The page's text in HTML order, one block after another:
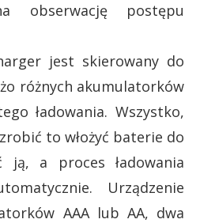
obserwację postępu
jest skierowany do
różnych akumulatorków
ładowania. Wszystko,
to włożyć baterie do
ją, a proces ładowania
Urządzenie
AAA lub AA, dwa